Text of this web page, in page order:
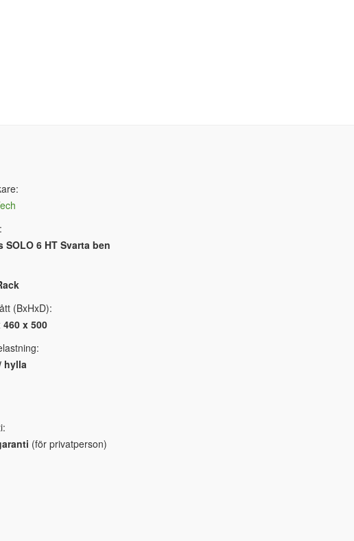
SOLO 6 HT Svarta ben
(BxHxD):
460 x 500
hylla
(för privatperson)